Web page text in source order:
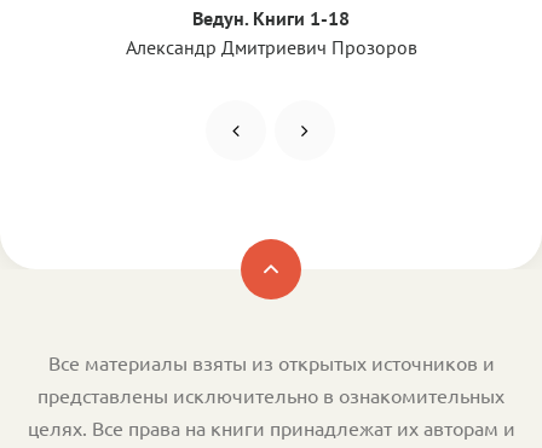
Ведун. Книги 1-18
Александр Дмитриевич Прозоров
Все материалы взяты из открытых источников и
представлены исключительно в ознакомительных
целях. Все права на книги принадлежат их авторам и